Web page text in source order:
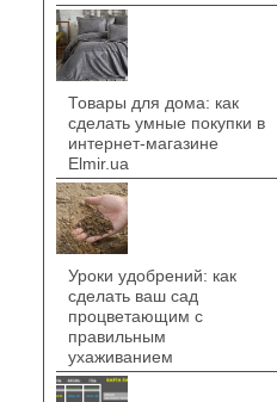
Товары для дома: как
сделать умные покупки в
интернет-магазине
Elmir.ua
Уроки удобрений: как
сделать ваш сад
процветающим с
правильным
ухаживанием